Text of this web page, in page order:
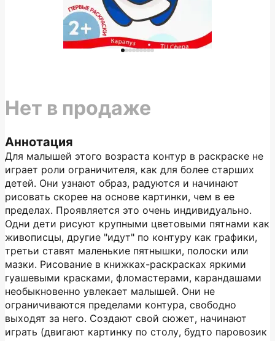
Аннотация
Для малышей этого возраста контур в раскраске не
играет роли ограничителя, как для более старших
детей. Они узнают образ, радуются и начинают
рисовать скорее на основе картинки, чем в ее
пределах. Проявляется это очень индивидуально.
Одни дети рисуют крупными цветовыми пятнами как
живописцы, другие "идут" по контуру как графики,
третьи ставят маленькие пятнышки, полоски или
мазки. Рисование в книжках-раскрасках яркими
гуашевыми красками, фломастерами, карандашами
необыкновенно увлекает малышей. Они не
ограничиваются пределами контура, свободно
выходят за него. Создают свой сюжет, начинают
играть (двигают картинку по столу, будто паровозик
Нет в продаже